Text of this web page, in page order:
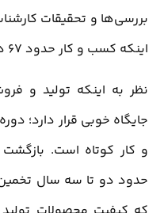
بررسی‌ها و تحقیقات
اینکه کسب و کار حدود ۶۷ درصد می باشد.
نظر به اینکه تولید و
جایگاه خوبی قرار دارد؛
و کار کوتاه است. بازگشت
حدود دو تا سه سال